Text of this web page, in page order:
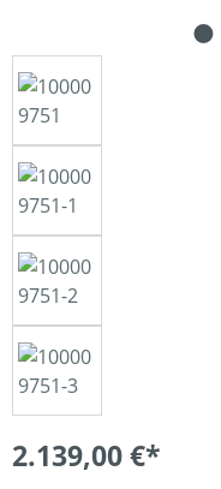
2.139,00 €*